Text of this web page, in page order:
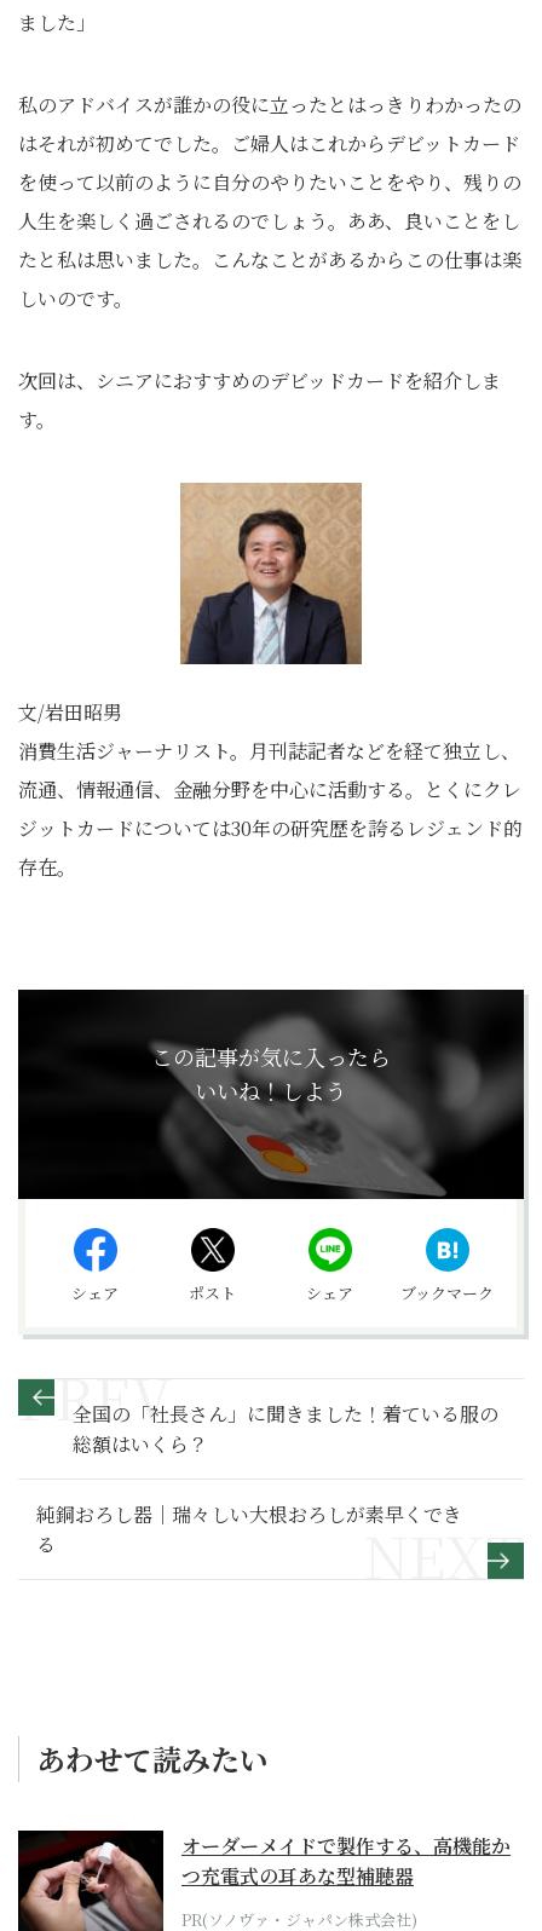
ました」
私のアドバイスが誰かの役に立ったとはっきりわかったの
はそれが初めてでした。ご婦人はこれからデビットカード
を使って以前のように自分のやりたいことをやり、残りの
人生を楽しく過ごされるのでしょう。ああ、良いことをし
たと私は思いました。こんなことがあるからこの仕事は楽
しいのです。
次回は、シニアにおすすめのデビッドカードを紹介しま
す。
文/岩田昭男
消費生活ジャーナリスト。月刊誌記者などを経て独立し、
流通、情報通信、金融分野を中心に活動する。とくにクレ
ジットカードについては30年の研究歴を誇るレジェンド的
存在。
この記事が気に入ったら
いいね！しよう
シェア ポスト シェア ブックマーク
全国の「社長さん」に聞きました！着ている服の
総額はいくら？
純銅おろし器｜瑞々しい大根おろしが素早くでき
る
あわせて読みたい
オーダーメイドで製作する、高機能か
つ充電式の耳あな型補聴器
PR(ソノヴァ・ジャパン株式会社)